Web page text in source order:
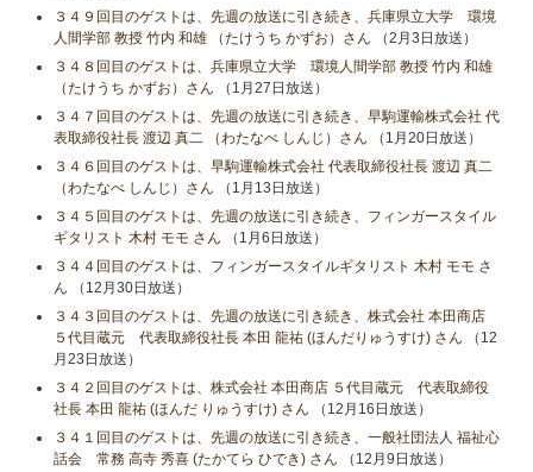
３４９回目のゲストは、先週の放送に引き続き、兵庫県立大学 環境
人間学部 教授 竹内 和雄 （たけうち かずお）さん （2月3日放送）
３４８回目のゲストは、兵庫県立大学 環境人間学部 教授 竹内 和雄
（たけうち かずお）さん （1月27日放送）
３４７回目のゲストは、先週の放送に引き続き、早駒運輸株式会社 代
表取締役社長 渡辺 真二 （わたなべ しんじ）さん （1月20日放送）
３４６回目のゲストは、早駒運輸株式会社 代表取締役社長 渡辺 真二
（わたなべ しんじ）さん （1月13日放送）
３４５回目のゲストは、先週の放送に引き続き、フィンガースタイル
ギタリスト 木村 モモ さん （1月6日放送）
３４４回目のゲストは、フィンガースタイルギタリスト 木村 モモ さ
ん （12月30日放送）
３４３回目のゲストは、先週の放送に引き続き、株式会社 本田商店
５代目蔵元 代表取締役社長 本田 龍祐 (ほんだりゅうすけ) さん （12
月23日放送）
３４２回目のゲストは、株式会社 本田商店 ５代目蔵元 代表取締役
社長 本田 龍祐 (ほんだ りゅうすけ) さん （12月16日放送）
３４１回目のゲストは、先週の放送に引き続き、一般社団法人 福祉心
話会 常務 高寺 秀喜 (たかてら ひでき) さん （12月9日放送）